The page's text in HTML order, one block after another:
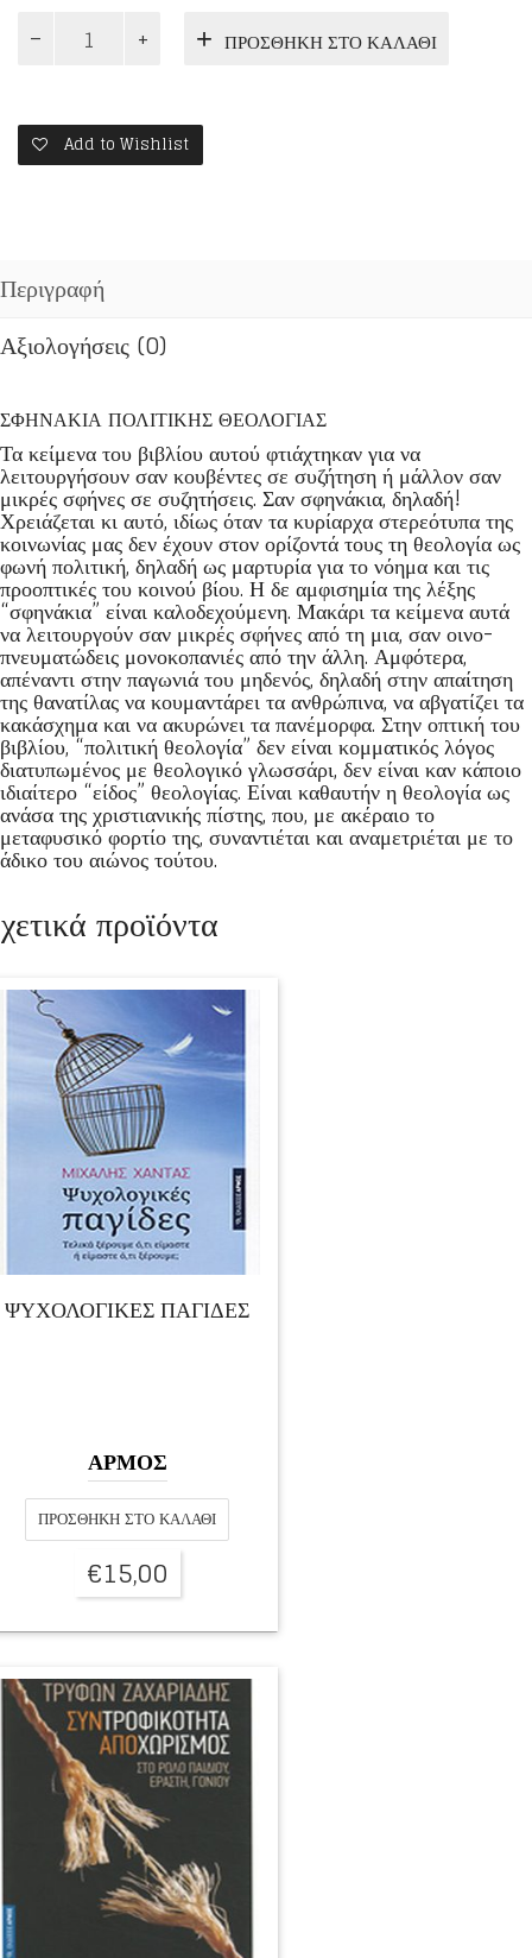
ΡΗΞΗ
ΜΗΔΕΝ
ποσότητα
ΠΡΟΣΘΉΚΗ ΣΤΟ ΚΑΛΆΘΙ
Add to Wishlist
Περιγραφή
Αξιολογήσεις (0)
ΣΦΗΝΑΚΙΑ ΠΟΛΙΤΙΚΗΣ ΘΕΟΛΟΓΙΑΣ
Τα κείμενα του βιβλίου αυτού φτιάχτηκαν για να
λειτουργήσουν σαν κουβέντες σε συζήτηση ή μάλλον σαν
μικρές σφήνες σε συζητήσεις. Σαν σφηνάκια, δηλαδή!
Χρειάζεται κι αυτό, ιδίως όταν τα κυρίαρχα στερεότυπα της
κοινωνίας μας δεν έχουν στον ορίζοντά τους τη θεολογία ως
φωνή πολιτική, δηλαδή ως μαρτυρία για το νόημα και τις
προοπτικές του κοινού βίου. Η δε αμφισημία της λέξης
“σφηνάκια” είναι καλοδεχούμενη. Μακάρι τα κείμενα αυτά
να λειτουργούν σαν μικρές σφήνες από τη μια, σαν οινο-
πνευματώδεις μονοκοπανιές από την άλλη. Αμφότερα,
απέναντι στην παγωνιά του μηδενός, δηλαδή στην απαίτηση
της θανατίλας να κουμαντάρει τα ανθρώπινα, να αβγατίζει τα
κακάσχημα και να ακυρώνει τα πανέμορφα. Στην οπτική του
βιβλίου, “πολιτική θεολογία” δεν είναι κομματικός λόγος
διατυπωμένος με θεολογικό γλωσσάρι, δεν είναι καν κάποιο
ιδιαίτερο “είδος” θεολογίας. Είναι καθαυτήν η θεολογία ως
ανάσα της χριστιανικής πίστης, που, με ακέραιο το
μεταφυσικό φορτίο της, συναντιέται και αναμετριέται με το
άδικο του αιώνος τούτου.
προϊόντα
ΨΥΧΟΛΟΓΙΚΕΣ ΠΑΓΙΔΕΣ
ΑΡΜΟΣ
ΠΡΟΣΘΉΚΗ ΣΤΟ ΚΑΛΆΘΙ
€15,00